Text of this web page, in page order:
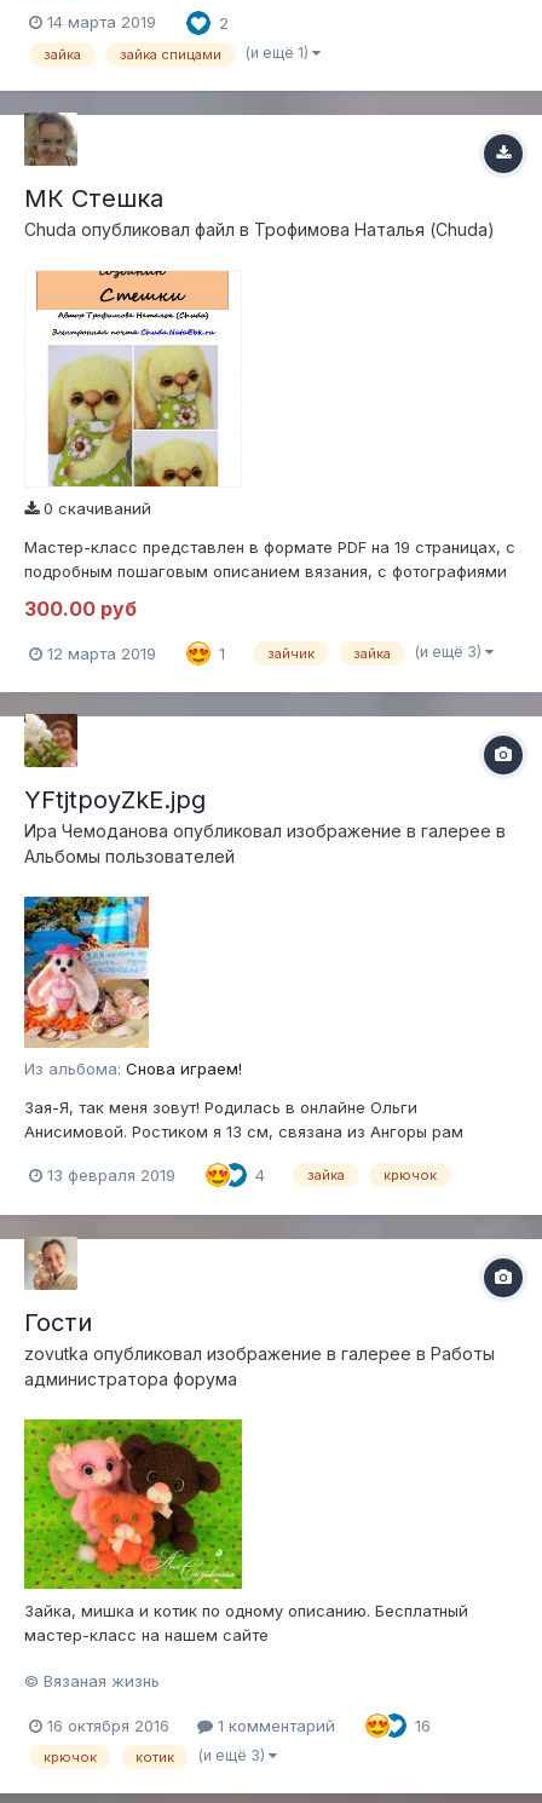
см 13.Уровень сложности - средний.МК не содержит уроков
вязания. Консультирую на всех этапа...
14 марта 2019 2
зайка зайка спицами (и ещё 1)
МК Стешка
Chuda опубликовал файл в Трофимова Наталья (Chuda)
0 скачиваний
Мастер-класс представлен в формате PDF на 19 страницах, с
подробным пошаговым описанием вязания, с фотографиями
материалов получаются игрушки высотой около см
13.Уровень сложности - средний.МК не содержит уроков
вязания. Консультирую на всех этапа...
300.00 руб
12 марта 2019 1 зайчик зайка (и ещё 3)
YFtjtpoyZkE.jpg
Ира Чемоданова опубликовал изображение в галерее в
Альбомы пользователей
Из альбома: Снова играем!
Зая-Я, так меня зовут! Родилась в онлайне Ольги
Анисимовой. Ростиком я 13 см, связана из Ангоры рам
13 февраля 2019 4 зайка крючок
Гости
zovutka опубликовал изображение в галерее в Работы
администратора форума
Зайка, мишка и котик по одному описанию. Бесплатный
мастер-класс на нашем сайте
© Вязаная жизнь
16 октября 2016 1 комментарий 16
крючок котик (и ещё 3)